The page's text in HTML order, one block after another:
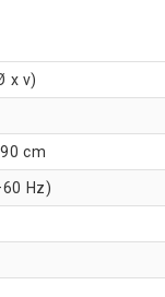
x v)
cm
Hz)